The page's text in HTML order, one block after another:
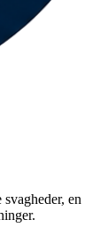
en